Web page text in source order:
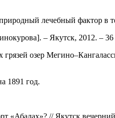
лечебный фактор в
– Якутск, 2012. – 36
озер
1891 год.
«Абалах»? // Якутск